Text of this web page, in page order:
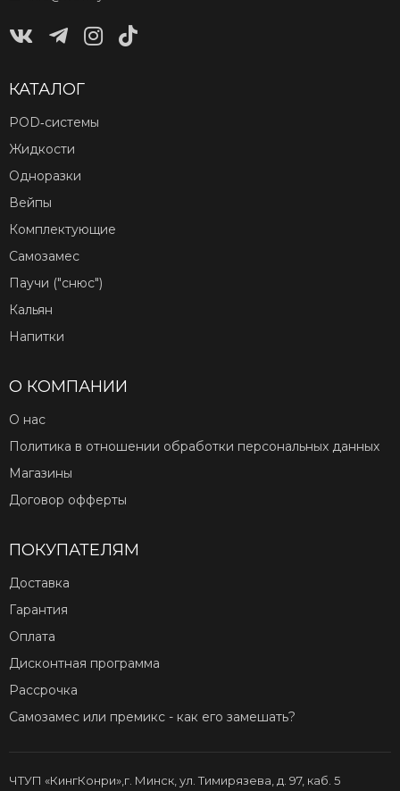
КАТАЛОГ
POD‑системы
Жидкости
Одноразки
Вейпы
Комплектующие
Самозамес
Паучи ("снюс")
Кальян
Напитки
О КОМПАНИИ
О нас
Политика в отношении обработки персональных данных
Магазины
Договор офферты
ПОКУПАТЕЛЯМ
Доставка
Гарантия
Оплата
Дисконтная программа
Рассрочка
Самозамес или премикс - как его замешать?
ЧТУП «КингКонри»,г. Минск, ул. Тимирязева, д. 97, каб. 5